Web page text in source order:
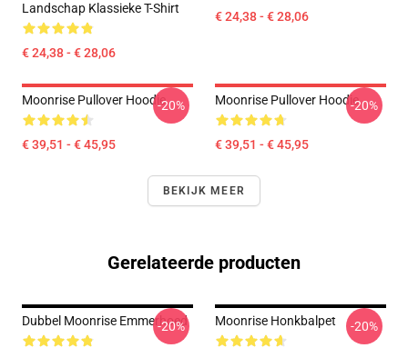
Landschap Klassieke T-Shirt
€ 24,38 - € 28,06
€ 24,38 - € 28,06
Moonrise Pullover Hoodie
€ 39,51 - € 45,95
-20% Moonrise Pullover Hoodie
€ 39,51 - € 45,95
-20%
BEKIJK MEER
Gerelateerde producten
Dubbel Moonrise Emmerhoed
-20% Moonrise Honkbalpet -20%